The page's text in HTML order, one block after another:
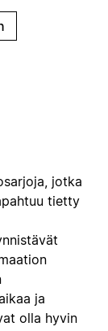
jotka
tietty
ja
olla hyvin